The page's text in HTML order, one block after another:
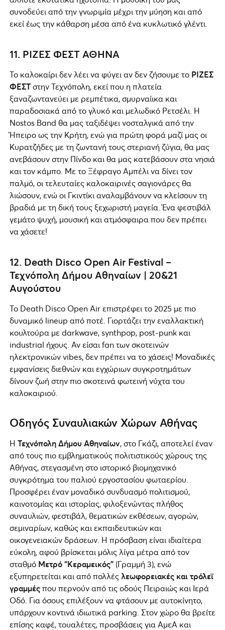
συνοδεύει από την γνωριμία μέχρι την μύηση και από
εκεί έως την κάθαρση μέσα από ένα κυκλωτικό γλέντι.
11. ΡΙΖΕΣ ΦΕΣΤ ΑΘΗΝΑ
Το καλοκαίρι δεν λέει να φύγει αν δεν ζήσουμε το ΡΙΖΕΣ
ΦΕΣΤστην Τεχνόπολη, εκεί που η πλατεία
ξαναζωντανεύει με ρεμπέτικα, σμυρναίικα και
παραδοσιακά από το γλυκό και μελωδικό Ρετσέλι. Η
Nostos Band θα μας ταξιδέψει νοσταλγικά από την
Ήπειρο ως την Κρήτη, ενώ για πρώτη φορά μαζί μας οι
Κυρατζήδες με τη ζωντανή τους στεριανή ζύγια, θα μας
ανεβάσουν στην Πίνδο και θα μας κατεβάσουν στα νησιά
και τον κάμπο. Με το Ξέφραγο Αμπέλι να δίνει τον
παλμό, οι τελευταίες καλοκαιρινές σαγιονάρες θα
λιώσουν, ενώ οι Γκιντίκι αναλαμβάνουν να κλείσουν τη
βραδιά με τη δική τους ξεχωριστή μαγεία. Ένα φεστιβάλ
γεμάτο ψυχή, μουσική και ατμόσφαιρα που δεν πρέπει
να χάσετε!
12. Death Disco Open Air Festival –
Τεχνόπολη Δήμου Αθηναίων | 20&21
Αυγούστου
Το Death Disco Open Air επιστρέφει το 2025 με πιο
δυναμικό lineup από ποτέ. Γιορτάζει την εναλλακτική
κουλτούρα με darkwave, synthpop, post-punk και
industrial ήχους. Αν είσαι fan των σκοτεινών
ηλεκτρονικών vibes, δεν πρέπει να το χάσεις! Μοναδικές
εμφανίσεις διεθνών και εγχώριων συγκροτημάτων
δίνουν ζωή στην πιο σκοτεινά φωτεινή νύχτα του
καλοκαιριού.
Οδηγός Συναυλιακών Χώρων Αθήνας
Η Τεχνόπολη Δήμου Αθηναίων, στο Γκάζι, αποτελεί έναν
από τους πιο εμβληματικούς πολιτιστικούς χώρους της
Αθήνας, στεγασμένη στο ιστορικό βιομηχανικό
συγκρότημα του παλιού εργοστασίου φωταερίου.
Προσφέρει έναν μοναδικό συνδυασμό πολιτισμού,
καινοτομίας και ιστορίας, φιλοξενώντας πλήθος
συναυλιών, φεστιβάλ, θεματικών εκθέσεων, αγορών,
σεμιναρίων, καθώς και εκπαιδευτικών και
οικογενειακών δράσεων. Η πρόσβαση είναι ιδιαίτερα
εύκολη, αφού βρίσκεται μόλις λίγα μέτρα από τον
σταθμό Μετρό “Κεραμεικός” (Γραμμή 3), ενώ
εξυπηρετείται και από πολλές λεωφορειακές και τρόλεϊ
γραμμέςπου περνούν από τις οδούς Πειραιώς και Ιερά
Οδό. Για όσους επιλέξουν να φτάσουν με αυτοκίνητο,
υπάρχουν κοντινά ιδιωτικά parking. Στον χώρο θα βρείτε
επίσης καφέ, τουαλέτες, προσβάσεις για ΑμεΑ και